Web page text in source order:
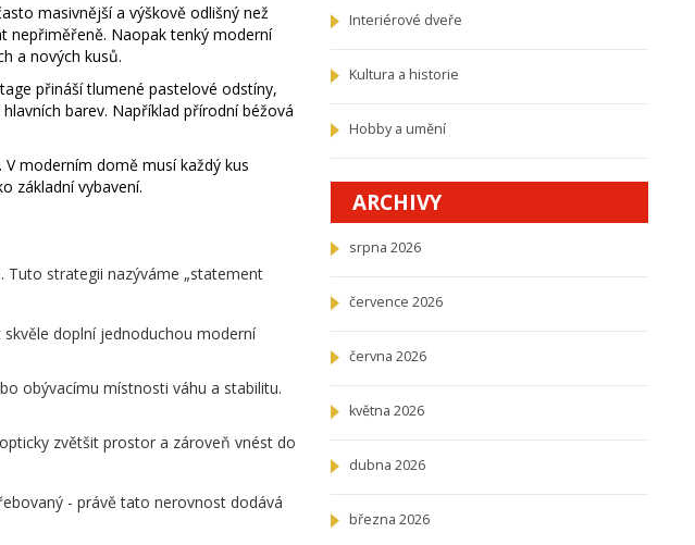
masivnější a výškově odlišný než
nepřiměřeně. Naopak tenký moderní
a nových kusů.
přináší tlumené pastelové odstíny,
barev. Například přírodní béžová
moderním domě musí každý kus
základní vybavení.
Tuto strategii nazýváme „statement
doplní jednoduchou moderní
obývacímu místnosti váhu a stabilitu.
zvětšit prostor a zároveň vnést do
- právě tato nerovnost dodává
Interiérové dveře
Kultura a historie
Hobby a umění
ARCHIVY
srpna 2026
července 2026
června 2026
května 2026
dubna 2026
března 2026